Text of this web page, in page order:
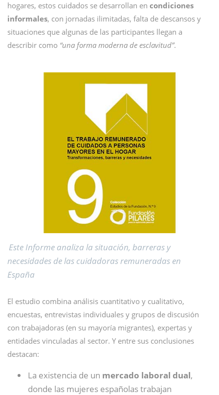
hogares, estos cuidados se desarrollan en condiciones
informales, con jornadas ilimitadas, falta de descansos y
situaciones que algunas de las participantes llegan a
describir como “una forma moderna de esclavitud”.
Este Informe analiza la situación, barreras y
necesidades de las cuidadoras remuneradas en
España
El estudio combina análisis cuantitativo y cualitativo,
encuestas, entrevistas individuales y grupos de discusión
con trabajadoras (en su mayoría migrantes), expertas y
entidades vinculadas al sector. Y entre sus conclusiones
destacan:
La existencia de un mercado laboral dual,
donde las mujeres españolas trabajan